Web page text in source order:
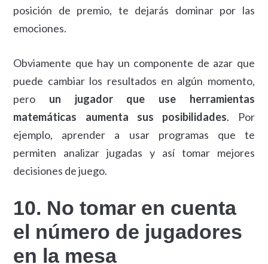
posición de premio, te dejarás dominar por las
emociones.
Obviamente que hay un componente de azar que
puede cambiar los resultados en algún momento,
pero un jugador que use herramientas
matemáticas aumenta sus posibilidades. Por
ejemplo, aprender a usar programas que te
permiten analizar jugadas y así tomar mejores
decisiones de juego.
10. No tomar en cuenta
el número de jugadores
en la mesa